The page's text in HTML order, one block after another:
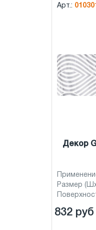
Арт.:
Декор
Размер
832 руб